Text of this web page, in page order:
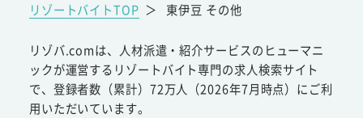
リゾートバイトTOP ＞ 東伊豆 その他
リゾバ.comは、人材派遣・紹介サービスのヒューマニ
ックが運営するリゾートバイト専門の求人検索サイト
で、登録者数（累計）72万人（2026年7月時点）にご利
用いただいています。